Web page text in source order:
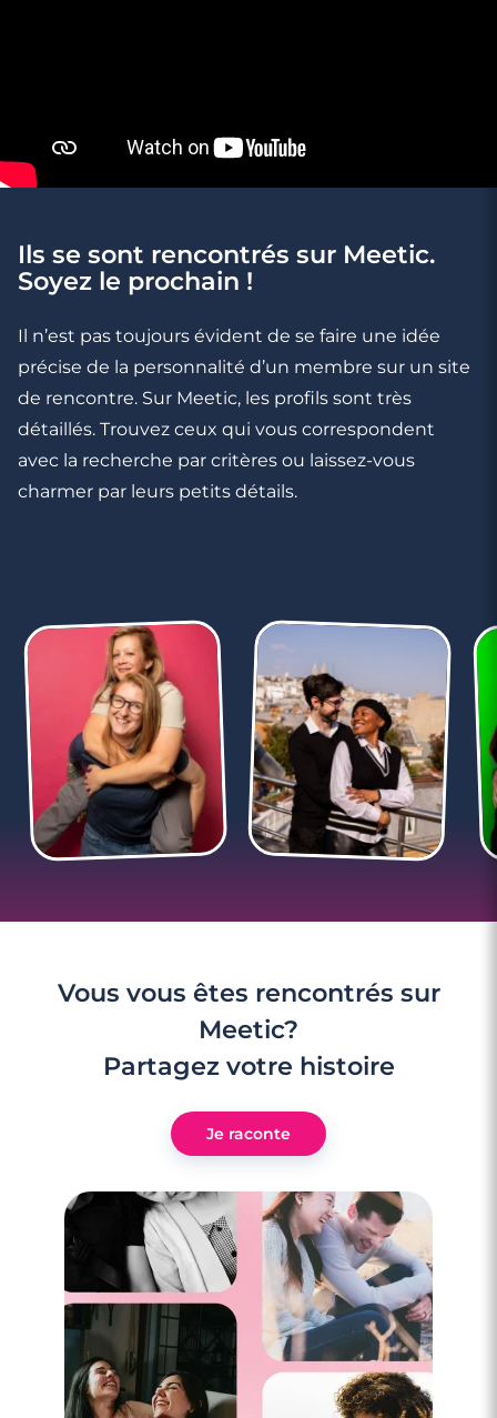
2 minutes
amoureux
5 minutes
Quelle est la durée d’un coup de foudre
amoureux ?
Je crois que j’ai eu un coup de foudre :
comment en être sûre ?
Ils se sont rencontrés sur Meetic.
Soyez le prochain !
Il n’est pas toujours évident de se faire une idée
précise de la personnalité d’un membre sur un site
de rencontre. Sur Meetic, les profils sont très
détaillés. Trouvez ceux qui vous correspondent
avec la recherche par critères ou laissez-vous
charmer par leurs petits détails.
Vous vous êtes rencontrés sur
Meetic?
Partagez votre histoire
Je raconte